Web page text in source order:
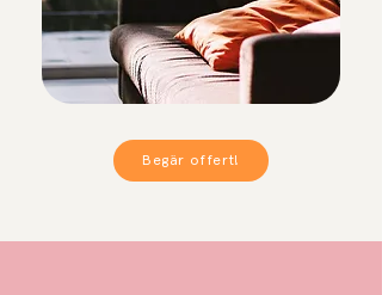
Begär offert!